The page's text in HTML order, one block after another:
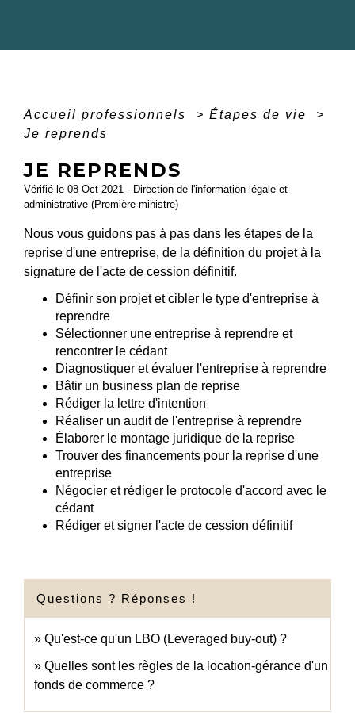
Accueil professionnels > Étapes de vie
>
Je reprends
JE REPRENDS
Vérifié le 08 Oct 2021 - Direction de l'information légale et
administrative (Première ministre)
Nous vous guidons pas à pas dans les étapes de la
reprise d'une entreprise, de la définition du projet à la
signature de l'acte de cession définitif.
Définir son projet et cibler le type d'entreprise à
reprendre
Sélectionner une entreprise à reprendre et
rencontrer le cédant
Diagnostiquer et évaluer l'entreprise à reprendre
Bâtir un business plan de reprise
Rédiger la lettre d'intention
Réaliser un audit de l'entreprise à reprendre
Élaborer le montage juridique de la reprise
Trouver des financements pour la reprise d'une
entreprise
Négocier et rédiger le protocole d'accord avec le
cédant
Rédiger et signer l'acte de cession définitif
Questions ? Réponses !
Qu'est-ce qu'un LBO (Leveraged buy-out) ?
Quelles sont les règles de la location-gérance d'un
fonds de commerce ?